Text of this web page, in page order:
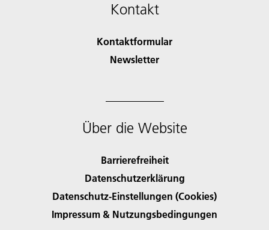
Kontakt
Kontaktformular
Newsletter
Über die Website
Barrierefreiheit
Datenschutzerklärung
Datenschutz-Einstellungen (Cookies)
Impressum & Nutzungsbedingungen